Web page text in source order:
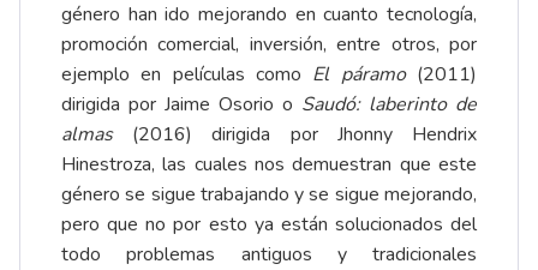
género han ido mejorando en cuanto tecnología,
promoción comercial, inversión, entre otros, por
ejemplo en películas como El páramo(2011)
dirigida por Jaime Osorio o Saudó: laberinto de
almas(2016) dirigida por Jhonny Hendrix
Hinestroza, las cuales nos demuestran que este
género se sigue trabajando y se sigue mejorando,
pero que no por esto ya están solucionados del
todo problemas antiguos y tradicionales